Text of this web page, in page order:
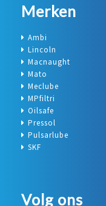
Merken
Ambi
Lincoln
Macnaught
Mato
Meclube
MPfiltri
Oilsafe
Pressol
Pulsarlube
SKF
Volg ons